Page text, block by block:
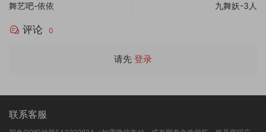
舞艺吧-依依 九舞妖-3人
评论 0
请先 登录
联系客服